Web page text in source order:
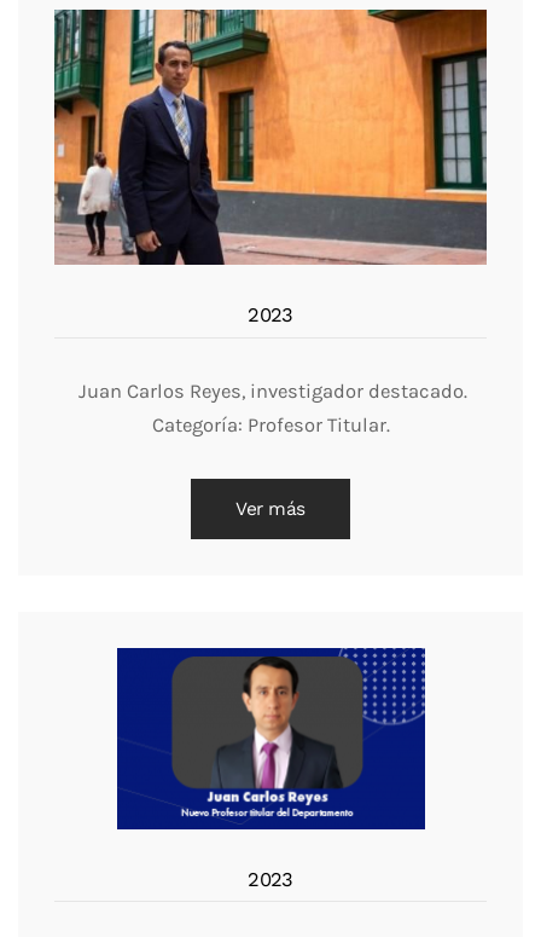
2023
Juan Carlos Reyes, investigador destacado.
Categoría: Profesor Titular.
Ver más
2023